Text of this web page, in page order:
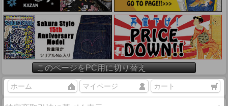
このページをPC用に切り替え
ホーム マイページ カート